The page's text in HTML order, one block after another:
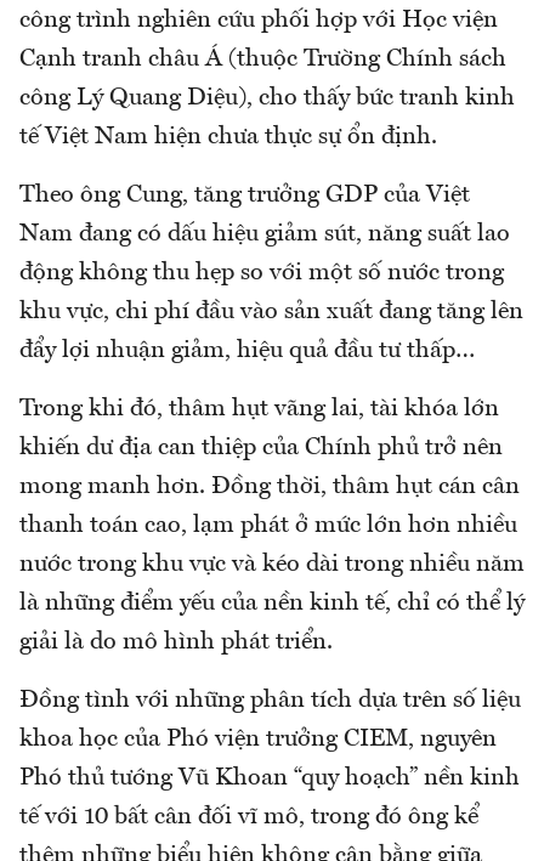
công trình nghiên cứu phối hợp với Học viện
Cạnh tranh châu Á (thuộc Trường Chính sách
công Lý Quang Diệu), cho thấy bức tranh kinh
tế Việt Nam hiện chưa thực sự ổn định.
Theo ông Cung, tăng trưởng GDP của Việt
Nam đang có dấu hiệu giảm sút, năng suất lao
động không thu hẹp so với một số nước trong
khu vực, chi phí đầu vào sản xuất đang tăng lên
đẩy lợi nhuận giảm, hiệu quả đầu tư thấp…
Trong khi đó, thâm hụt vãng lai, tài khóa lớn
khiến dư địa can thiệp của Chính phủ trở nên
mong manh hơn. Đồng thời, thâm hụt cán cân
thanh toán cao, lạm phát ở mức lớn hơn nhiều
nước trong khu vực và kéo dài trong nhiều năm
là những điểm yếu của nền kinh tế, chỉ có thể lý
giải là do mô hình phát triển.
Đồng tình với những phân tích dựa trên số liệu
khoa học của Phó viện trưởng CIEM, nguyên
Phó thủ tướng Vũ Khoan “quy hoạch” nền kinh
tế với 10 bất cân đối vĩ mô, trong đó ông kể
thêm những biểu hiện không cân bằng giữa